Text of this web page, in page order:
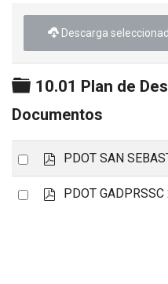
Descarga
Carpeta
10.01 Plan de
Documentos
Select
an
item
pPDOT SAN
Select
pPDOT